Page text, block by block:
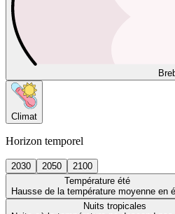
Climat
Horizon temporel
2030 2050
2100
Température été
Hausse de la température moyenne en
Nuits tropicales